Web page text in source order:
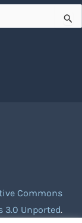
Commons
3.0 Unported.